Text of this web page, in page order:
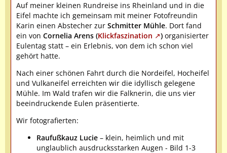
Auf meiner kleinen Rundreise ins Rheinland und in die
Eifel machte ich gemeinsam mit meiner Fotofreundin
Karin einen Abstecher zur Schmitter Mühle. Dort fand
ein von Cornelia Arens (Klickfaszination ) organisierter
Eulentag statt – ein Erlebnis, von dem ich schon viel
gehört hatte.
Nach einer schönen Fahrt durch die Nordeifel, Hocheifel
und Vulkaneifel erreichten wir die idyllisch gelegene
Mühle. Im Wald trafen wir die Falknerin, die uns vier
beeindruckende Eulen präsentierte.
Wir fotografierten:
Raufußkauz Lucie – klein, heimlich und mit
unglaublich ausdrucksstarken Augen - Bild 1-3